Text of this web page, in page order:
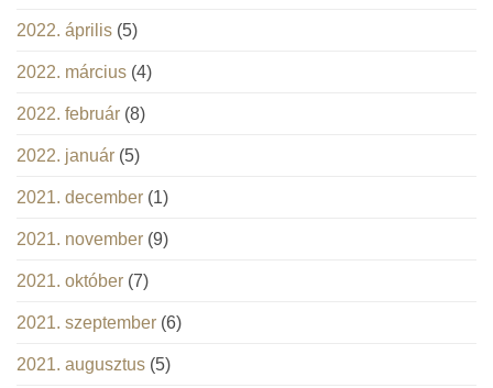
2022. április (5)
2022. március (4)
2022. február (8)
2022. január (5)
2021. december (1)
2021. november (9)
2021. október (7)
2021. szeptember (6)
2021. augusztus (5)